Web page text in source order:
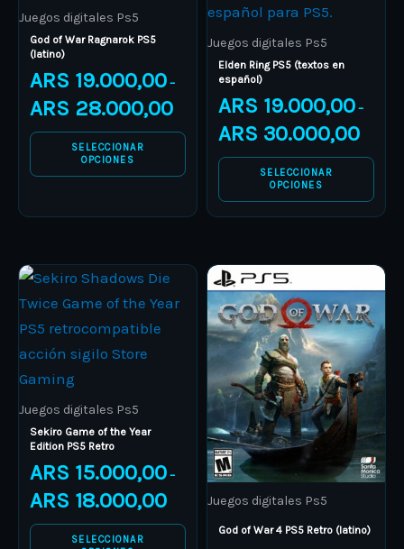
Juegos digitales Ps5
God of War Ragnarok PS5
(latino)
ARS 19.000,00 –
ARS 28.000,00
SELECCIONAR
OPCIONES
variants.
The
options
may
be
chosen
product
Juegos digitales Ps5
Elden Ring PS5 (textos en
español)
ARS 19.000,00 –
ARS 30.000,00
SELECCIONAR
OPCIONES
variants.
The
options
may
be
chosen
on
product
Juegos digitales Ps5
Sekiro Game of the Year
Edition PS5 Retro
ARS 15.000,00 –
ARS 18.000,00
range:
ARS 15.000,00
ARS 18.000,00
SELECCIONAR
This
product
has
multiple
variants.
The
options
may
be
chosen
on
Juegos digitales Ps5
God of War 4 PS5 Retro (latino)
ARS
through
ARS
This
product
has
multiple
variants.
The
options
may
be
chosen
on